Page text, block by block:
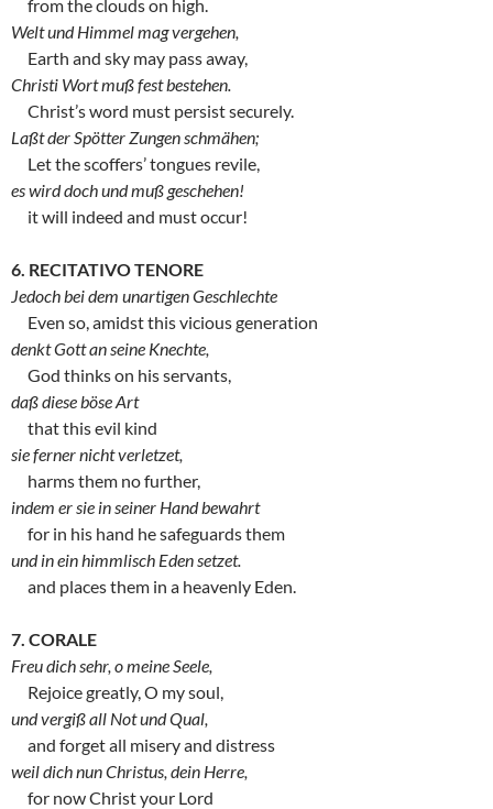
from the clouds on high.
Welt und Himmel mag vergehen,
Earth and sky may pass away,
Christi Wort muß fest bestehen.
Christ’s word must persist securely.
Laßt der Spötter Zungen schmähen;
Let the scoffers’ tongues revile,
es wird doch und muß geschehen!
it will indeed and must occur!
6. RECITATIVO TENORE
Jedoch bei dem unartigen Geschlechte
Even so, amidst this vicious generation
denkt Gott an seine Knechte,
God thinks on his servants,
daß diese böse Art
that this evil kind
sie ferner nicht verletzet,
harms them no further,
indem er sie in seiner Hand bewahrt
for in his hand he safeguards them
und in ein himmlisch Eden setzet.
and places them in a heavenly Eden.
7. CORALE
Freu dich sehr, o meine Seele,
Rejoice greatly, O my soul,
und vergiß all Not und Qual,
and forget all misery and distress
weil dich nun Christus, dein Herre,
for now Christ your Lord